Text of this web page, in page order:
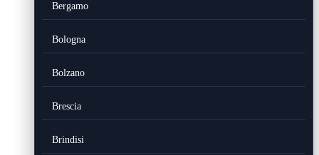
Bergamo
Bologna
Bolzano
Brescia
Brindisi